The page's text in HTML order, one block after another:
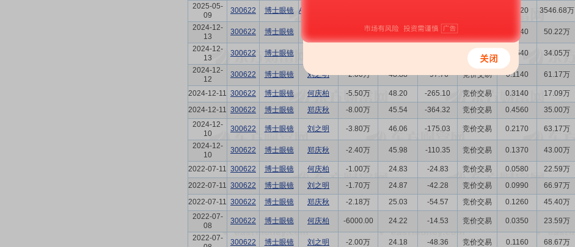
2025-05-
09
300622 博士眼镜 0.1420 3546.68万
2024-12-
13
300622 博士眼镜 -10.94万 50.52 -552.69 0.6240 50.22万
2024-12-
13
300622 博士眼镜 竞价交易 0.0540 34.05万
2024-12-
12
300622 博士眼镜 刘之明 -2.00万 48.88 -97.76 竞价交易 0.1140 61.17万
2024-12-11 300622 博士眼镜 何庆柏 -5.50万 48.20 -265.10 竞价交易 0.3140 17.09万
2024-12-11 300622 博士眼镜 郑庆秋 -8.00万 45.54 -364.32 竞价交易 0.4560 35.00万
2024-12-
10
300622 博士眼镜 刘之明 -3.80万 46.06 -175.03 竞价交易 0.2170 63.17万
2024-12-
10
300622 博士眼镜 郑庆秋 -2.40万 45.98 -110.35 竞价交易 0.1370 43.00万
2022-07-11 300622 博士眼镜 何庆柏 -1.00万 24.83 -24.83 竞价交易 0.0580 22.59万
2022-07-11 300622 博士眼镜 刘之明 -1.70万 24.87 -42.28 竞价交易 0.0990 66.97万
2022-07-11 300622 博士眼镜 郑庆秋 -2.18万 25.03 -54.57 竞价交易 0.1260 45.40万
2022-07-
08
300622 博士眼镜 何庆柏 -6000.00 24.22 -14.53 竞价交易 0.0350 23.59万
2022-07-
300622 博士眼镜 刘之明 -2.00万 24.18 -48.36 竞价交易 0.1160 68.67万